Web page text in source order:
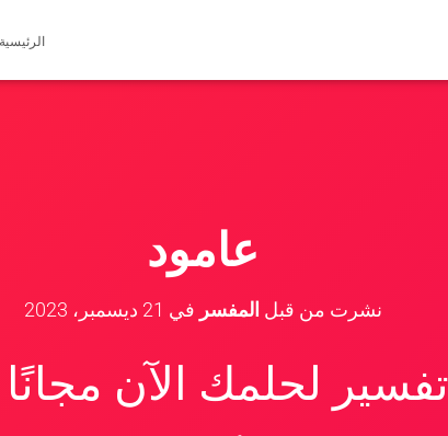
الرئيسية
عامود
نشرت من قبل المفسر في 21 ديسمبر، 2023
لحلمك الآن